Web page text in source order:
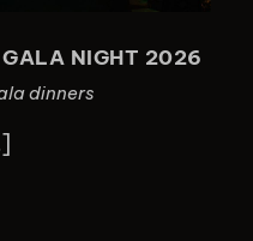
GALA NIGHT 2026
dinners